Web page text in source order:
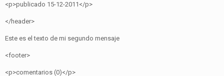
<p>publicado 15-12-2011</p>
</header>
Este es el texto de mi segundo mensaje
<footer>
<p>comentarios (0)</p>